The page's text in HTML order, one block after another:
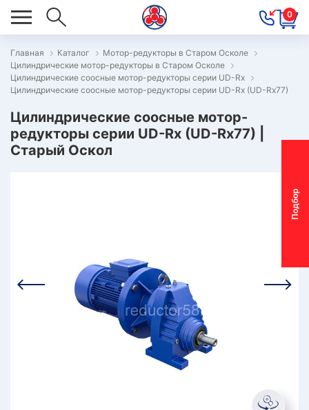
0
П
о
д
б
о
р
м
о
т
о
р
-
р
е
д
у
к
т
о
р
Главная Каталог
Мотор-редукторы в Старом Осколе
Цилиндрические мотор-редукторы в Старом Осколе
Цилиндрические соосные мотор-редукторы серии UD-Rx
Цилиндрические соосные мотор-редукторы серии UD-Rx (UD-Rx77)
Цилиндрические соосные мотор-
редукторы серии UD-Rx (UD-Rx77) |
Старый Оскол